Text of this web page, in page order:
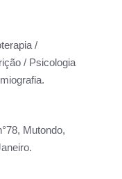
/
/ Psicologia
Mutondo,